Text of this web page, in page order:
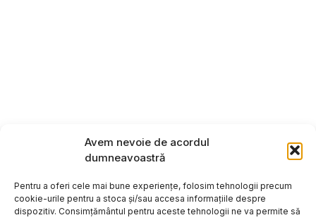
Avem nevoie de acordul
dumneavoastră
Pentru a oferi cele mai bune experiențe, folosim tehnologii precum
cookie-urile pentru a stoca și/sau accesa informațiile despre
dispozitiv. Consimțământul pentru aceste tehnologii ne va permite să